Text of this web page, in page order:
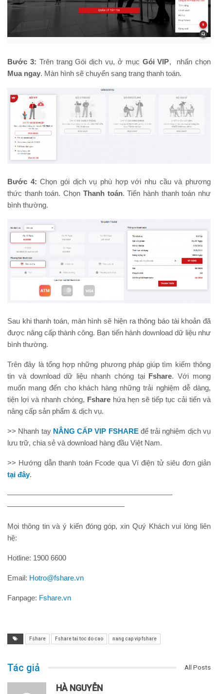
Bước 3: Trên trang Gói dịch vụ, ở mục Gói VIP, nhấn chọn
Mua ngay. Màn hình sẽ chuyển sang trang thanh toán.
Bước 4: Chọn gói dịch vụ phù hợp với nhu cầu và phương
thức thanh toán. Chọn Thanh toán. Tiến hành thanh toán như
bình thường.
Sau khi thanh toán, màn hình sẽ hiện ra thông báo tài khoản đã
được nâng cấp thành công. Bạn tiến hành download dữ liệu như
bình thường.
Trên đây là tổng hợp những phương pháp giúp tìm kiếm thông
tin và download dữ liệu nhanh chóng tại Fshare. Với mong
muốn mang đến cho khách hàng những trải nghiệm dễ dàng,
tiện lợi và nhanh chóng, Fsharehứa hẹn sẽ tiếp tục cải tiến và
nâng cấp sản phẩm & dịch vụ.
>> Nhanh tay NÂNG CẤP VIP FSHARE để trải nghiệm dịch vụ
lưu trữ, chia sẻ và download hàng đầu Việt Nam.
>> Hướng dẫn thanh toán Fcode qua Ví điện tử siêu đơn giản
tại đây.
———————–———————–———————–
———————–———————–—
Mọi thông tin và ý kiến đóng góp, xin Quý Khách vui lòng liên
hệ:
Hotline: 1900 6600
Email: Hotro@fshare.vn
Fanpage: Fshare.vn
Fshare Fshare tai toc do cao nang cap vip fshare
Tác giả All Posts
HÀ NGUYỄN